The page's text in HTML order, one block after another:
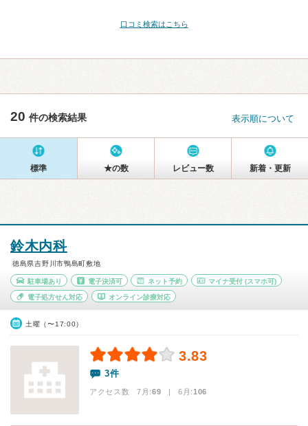
口コミ検索はこちら
20 件の検索結果 表示順について
標準 ★の数 レビュー数 新着・更新
鈴木内科
徳島県吉野川市鴨島町敷地
駐車場あり 電子決済可 ネット予約 マイナ受付 (スマホ可)
電子処方せん対応 オンライン診療対応
土曜（〜17:00）
3.83
3件
アクセス数 7月:69 | 6月:106